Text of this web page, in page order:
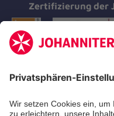
Zertifizierung der
Aus-